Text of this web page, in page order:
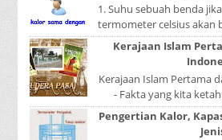
1. Suhu sebuah benda
termometer celsius akan
yang ditunjukkan oleh
Kerajaan Islam
Kerajaan Islam Pertama
- Fakta yang kita
kerajaan Samudera
Pengertian Kalor,